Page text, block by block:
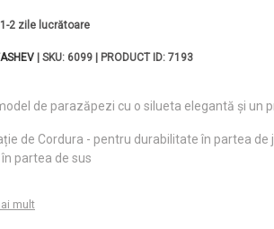
2 zile lucrătoare
| SKU: 6099 | PRODUCT ID: 7193
de parazăpezi cu o silueta elegantă și un
de Cordura - pentru durabilitate în partea de
partea de sus
mult